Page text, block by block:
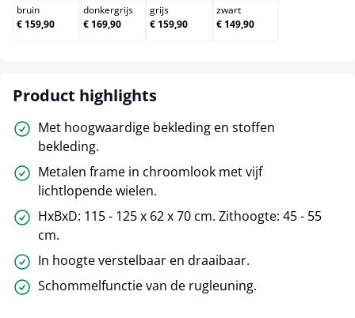
bruin
€ 159,90
donkergrijs
€ 169,90
grijs
€ 159,90
zwart
€ 149,90
Product highlights
Met hoogwaardige bekleding en stoffen
bekleding.
Metalen frame in chroomlook met vijf
lichtlopende wielen.
HxBxD: 115 - 125 x 62 x 70 cm. Zithoogte: 45 - 55
cm.
In hoogte verstelbaar en draaibaar.
Schommelfunctie van de rugleuning.